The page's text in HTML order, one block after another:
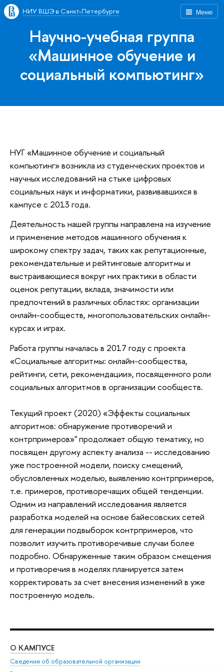
Меню
НИУ ВШЭ в Санкт-Петербурге
Научно-учебная группа
«Машинное обучение и
социальный компьютинг»
НУГ «Машинное обучение и социальный
компьютинг» возникла из студенческих проектов и
научных исследований на стыке цифровых
социальных наук и информатики, развивавшихся в
кампусе с 2013 года.
Деятельность нашей группы направлена на изучение
и применение методов машинного обучения к
широкому спектру задач, таких как репутационные,
рекомендательные и рейтинговые алгоритмы и
выстраивающиеся вокруг них практики в области
оценок репутации, вклада, значимости или
предпочтений в различных областях: организации
онлайн-сообществ, многопользовательских онлайн-
курсах и играх.
Работа группы началась в 2017 году с проекта
«Социальные алгоритмы: онлайн-сообщества,
рейтинги, сети, рекомендации», посвященного роли
социальных алгоритмов в организации сообществ.
Текущий проект (2020) «Эффекты социальных
алгоритмов: обнаружение противоречий и
контрпримеров»" продолжает общую тематику, но
посвящен другому аспекту анализа -- исследованию
уже построенной модели, поиску смещений,
обусловленных моделью, выявлению контрпримеров,
т.е. примеров, противоречащих общей тенденции.
Одним из направлений исследования является
разработка моделей на основе байесовских сетей
для генерации подвыборок контрпримеров, что
позволит изучить противоречивые случаи более
подробно. Обнаруженные таким образом смещения
и противоречия в моделях планируется затем
корректировать за счет внесения изменений в уже
построенную модель.
О КАМПУСЕ
Сведения об образовательной организации